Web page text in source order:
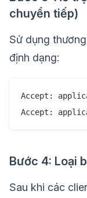
chuyển tiếp)
Sử dụng
định dạng:
Accept:
Bước 4: Loại
Sau khi các